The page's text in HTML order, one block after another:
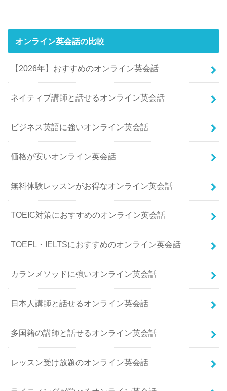
オンライン英会話の比較
【2026年】おすすめのオンライン英会話
ネイティブ講師と話せるオンライン英会話
ビジネス英語に強いオンライン英会話
価格が安いオンライン英会話
無料体験レッスンがお得なオンライン英会話
TOEIC対策におすすめのオンライン英会話
TOEFL・IELTSにおすすめのオンライン英会話
カランメソッドに強いオンライン英会話
日本人講師と話せるオンライン英会話
多国籍の講師と話せるオンライン英会話
レッスン受け放題のオンライン英会話